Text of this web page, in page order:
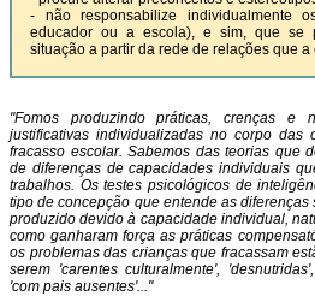
- não responsabilize individualmente
educador ou a escola), e sim, que se
situação a partir da rede de relações que a
"Fomos produzindo práticas, crenças e
justificativas individualizadas no corpo das
fracasso escolar. Sabemos das teorias que
de diferenças de capacidades individuais
trabalhos. Os testes psicológicos de
tipo de concepção que entende as diferenças
produzido devido à capacidade individual,
como ganharam força as práticas
os problemas das crianças que fracassam
serem 'carentes culturalmente',
'com pais ausentes'..."